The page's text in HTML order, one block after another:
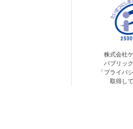
株式会社
パブリッ
「プライバ
取得し